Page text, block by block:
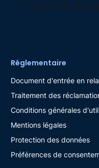
Réglementaire
Document d'entrée en
Traitement des
Conditions générales
Mentions légales
Protection des données
Préférences de